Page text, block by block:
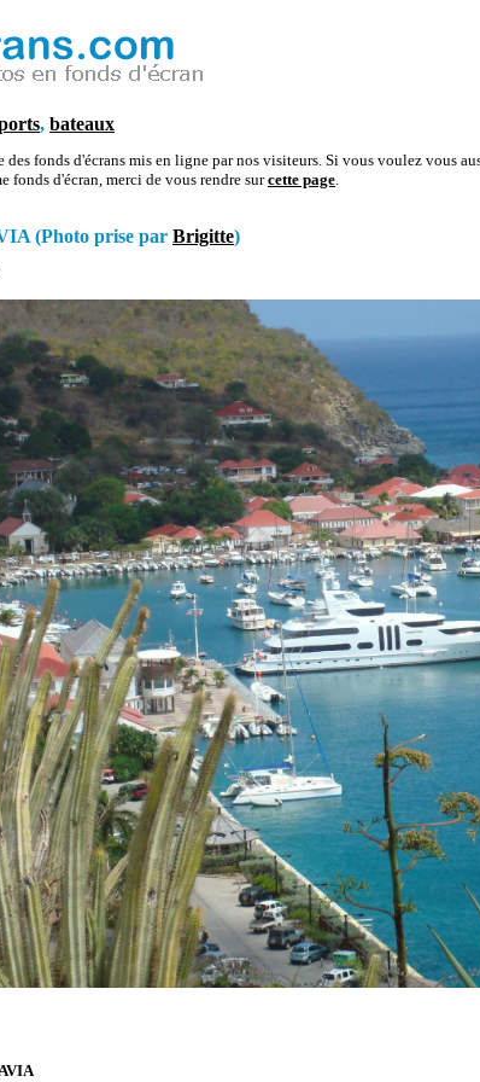
, bateaux
des fonds d'écrans mis en ligne par nos visiteurs. Si vous voulez vous
fonds d'écran, merci de vous rendre surcette page.
(Photo prise par Brigitte)